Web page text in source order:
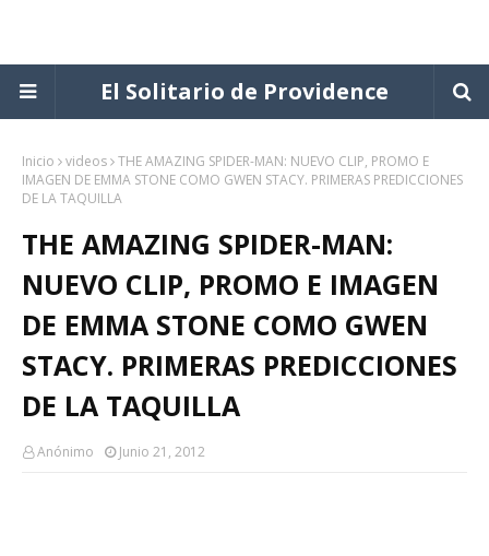
El Solitario de Providence
Inicio videos THE AMAZING SPIDER-MAN: NUEVO CLIP, PROMO E
IMAGEN DE EMMA STONE COMO GWEN STACY. PRIMERAS PREDICCIONES
DE LA TAQUILLA
THE AMAZING SPIDER-MAN:
NUEVO CLIP, PROMO E IMAGEN
DE EMMA STONE COMO GWEN
STACY. PRIMERAS PREDICCIONES
DE LA TAQUILLA
Anónimo Junio 21, 2012